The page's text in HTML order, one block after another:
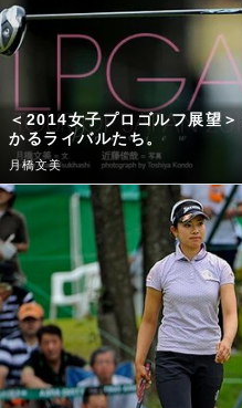
＜2014女子プロゴルフ展望
かるライバルたち。
月橋文美